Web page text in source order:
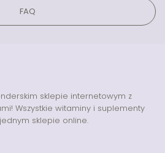
FAQ
sklepie internetowym z
Wszystkie witaminy i suplementy
sklepie online.